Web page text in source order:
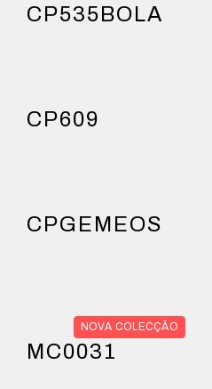
CP535BOLA
CP609
CPGEMEOS
NOVA COLECÇÃO
MC0031